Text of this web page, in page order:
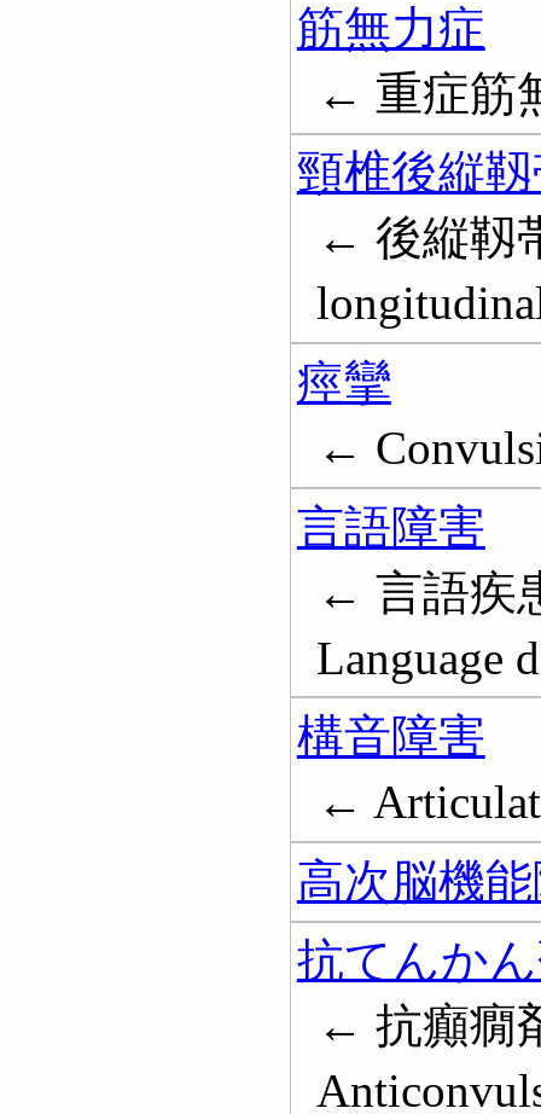
筋無力症
← 重症筋
頸椎後縦
← 後縦靱
痙攣
←
言語障害
← 言語疾
Language
構音障害
←
高次脳機
抗てんか
← 抗癲癇